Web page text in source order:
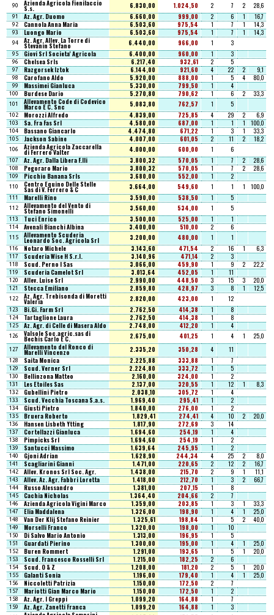
90 Azienda Agricola Fienilaccio
S.s. 6.830,00 1.024,50 2 7 2 28,6
91 Az. Agr. Duomo 6.660,00 999,00 2 6 1 16,7
92 Cannola Anna Maria 6.503,60 975,54 1 7 1 14,3
93 Luongo Mario 6.503,60 975,54 1 7 1 14,3
94 Az. Agr. Allev. La Torre di
Stevanin Stefano 6.440,00 966,00 1 3
95 Giovi Srl Societa' Agricola 6.400,00 960,00 1 3
96 Chelsea Srls 6.217,40 932,61 2 5
97 Razgorsek Iztok 6.144,00 921,60 4 22 2 9,1
98 Carofano Aldo 5.920,00 888,00 1 5 4 80,0
99 Massimei Gianluca 5.330,00 799,50 1 4
100 Burdese Dario 5.270,80 790,62 1 6 2 33,3
101 Allevamento Code di Codevico
Marco E C. Snc 5.083,80 762,57 1 5
102 Morozzi Alfredo 4.839,00 725,85 4 29 2 6,9
103 Sa. Fra Fas Srl 4.580,00 687,00 1 1 1 100,0
104 Bassano Giancarlo 4.474,80 671,22 1 3 1 33,3
105 Jackson Sabine 4.007,00 601,05 2 11 2 18,2
106 Azienda Agricola Zaccarella
di Ferrero Valter 4.000,00 600,00 1 6
107 Az. Agr. Dalla Libera F.lli 3.800,32 570,05 1 7 2 28,6
108 Pegoraro Mario 3.800,32 570,05 1 7 2 28,6
109 Picchio Banana Srls 3.680,00 552,00 1 2
110 Centro Equino Delle Stelle
Sas di V. Ferrero & C 3.664,00 549,60 1 1 1 100,0
111 Marelli Rino 3.590,00 538,50 1 5
112 Allevamento del Vento di
Stefano Simonelli 3.560,00 534,00 1 5
113 Tuci Enrico 3.500,00 525,00 1 1
114 Avenali Bianchi Albina 3.400,00 510,00 2 6
115 Allevamento Scuderia
Leonardo Soc. Agricola Srl 3.200,00 480,00 1 1
116 Notaro Michele 3.143,60 471,54 2 16 1 6,3
117 Scuderia Wise H S.r.l. 3.140,96 471,14 2 3
118 Scud. Perno I Sas 3.066,00 459,90 1 9 2 22,2
119 Scuderia Camelot Srl 3.013,64 452,05 1 11
120 Allev. Luise Srl 2.990,00 448,50 3 15 3 20,0
121 Stecca Emiliano 2.859,80 428,97 3 8 1 12,5
122 Az. Agr. Trebisonda di Moretti
Valeria 2.820,00 423,00 1 12
123 Bi.Gi. Farm Srl 2.762,50 414,38 1 8
124 Tartaglione Laura 2.762,50 414,38 1 8
125 Az. Agr. di Celle di Masera Aldo 2.748,00 412,20 1 4
126 Valsole Soc.agric.sas di
Bechis Carlo E C. 2.675,00 401,25 1 4 1 25,0
127 Allevamento del Ronco di
Marelli Vincenzo 2.335,20 350,28 4 11
128 Saita Monica 2.225,88 333,88 1 7
129 Scud. Verner Srl 2.224,80 333,72 1 5
130 Bellinzona Matteo 2.160,00 324,00 1 2
131 Les Etoiles Sas 2.137,00 320,55 1 12 1 8,3
132 Gubellini Pietro 2.038,10 305,72 1 4
133 Scud. Vecchia Toscana S.a.s. 1.969,40 295,41 1 2
134 Giusti Pietro 1.840,00 276,00 1 2
135 Bruera Roberto 1.829,41 274,41 4 10 2 20,0
136 Hansen Lisbeth Ytting 1.817,90 272,69 3 14
137 Cortellazzi Gianluca 1.694,60 254,19 1 4
138 Pimpicks Srl 1.694,60 254,19 1 2
139 Santucci Massimo 1.639,64 245,95 1 2
140 Gjoni Adrian 1.628,90 244,34 4 25 2 8,0
141 Scagliarini Gianni 1.471,00 220,65 2 12 2 16,7
142 Allev. Kronos Srl Soc. Agr. 1.438,00 215,70 2 9 1 11,1
143 Allev. Az. Agr. Fabbri Loretta 1.418,00 212,70 1 3 2 66,7
144 Russo Alessandro 1.381,00 207,15 1 8
145 Cachia Nicholas 1.364,40 204,66 2 7
146 Azienda Agricola Vigini Marco 1.359,00 203,85 1 3 1 33,3
147 Elia Maddalena 1.326,00 198,90 1 4 1 25,0
148 Van Der Klij Stefano Reinier 1.325,61 198,84 1 5 2 40,0
149 Morselli Franco 1.320,00 198,00 1 10
150 Di Salvo Mario Antonio 1.313,00 196,95 1 5
151 Guardati Pierino 1.300,00 195,00 1 4 1 25,0
152 Buren Rommert 1.291,00 193,65 1 5 1 20,0
153 Scud. Francesco Rosselli Srl 1.215,00 182,25 2 6
154 Scud. O & Z 1.208,00 181,20 2 5 1 20,0
155 Galanti Sonia 1.196,00 179,40 1 4 1 25,0
156 Niccoletti Patrizia 1.150,00 172,50 2 7
157 Mariotti Gian Marco Mario 1.150,00 172,50 1 2
158 Az. Agr. I Greppi 1.099,20 164,88 1 7
159 Az. Agr. Zanetti Franca 1.099,20 164,88 1 3